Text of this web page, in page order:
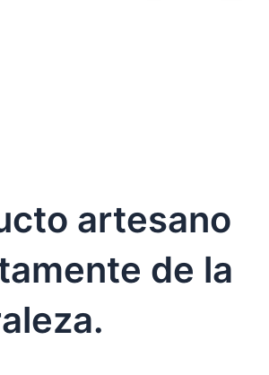
artesano
de la